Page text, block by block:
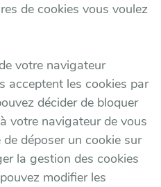
de cookies vous voulez
votre navigateur
acceptent les cookies par
décider de bloquer
votre navigateur de vous
déposer un cookie sur
la gestion des cookies
modifier les